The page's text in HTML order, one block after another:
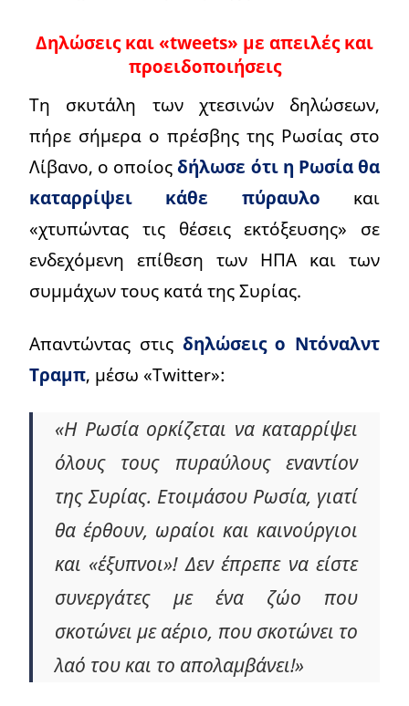
Δηλώσεις και «tweets» με απειλές και
προειδοποιήσεις
Τη σκυτάλη των χτεσινών δηλώσεων,
πήρε σήμερα ο πρέσβης της Ρωσίας στο
Λίβανο, ο οποίοςδήλωσε ότι η Ρωσία θα
καταρρίψει κάθε πύραυλο και
«χτυπώντας τις θέσεις εκτόξευσης» σε
ενδεχόμενη επίθεση των ΗΠΑ και των
συμμάχων τους κατά της Συρίας.
Απαντώντας στις δηλώσεις ο Ντόναλντ
Τραμπ, μέσω «Twitter»:
«Η Ρωσία ορκίζεται να καταρρίψει
όλους τους πυραύλους εναντίον
της Συρίας. Ετοιμάσου Ρωσία, γιατί
θα έρθουν, ωραίοι και καινούργιοι
και «έξυπνοι»! Δεν έπρεπε να είστε
συνεργάτες με ένα ζώο που
σκοτώνει με αέριο, που σκοτώνει το
λαό του και το απολαμβάνει!»